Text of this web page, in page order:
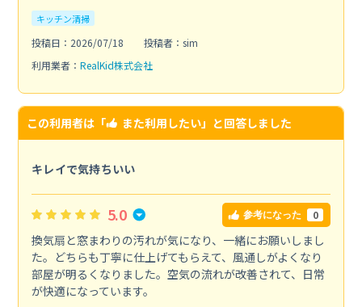
キッチン清掃
投稿日：2026/07/18
投稿者：sim
利用業者： RealKid株式会社
この利用者は「 また利用したい」と回答しました
キレイで気持ちいい
5.0 参考になった 0
換気扇と窓まわりの汚れが気になり、一緒にお願いしまし
た。どちらも丁寧に仕上げてもらえて、風通しがよくなり
部屋が明るくなりました。空気の流れが改善されて、日常
が快適になっています。